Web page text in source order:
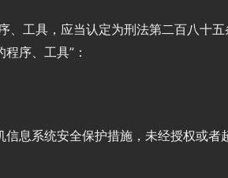
、工具，应当认定为刑法第二百八十
序、工具”：
信息系统安全保护措施，未经授权或